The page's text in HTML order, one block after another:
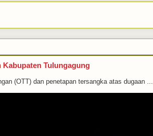
Kabupaten Tulungagung
(OTT) dan penetapan tersangka atas dugaan ...